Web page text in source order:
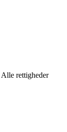
Alle rettigheder